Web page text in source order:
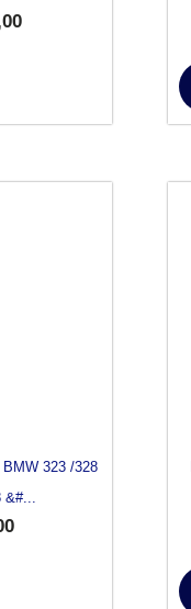
323 /328
&#...